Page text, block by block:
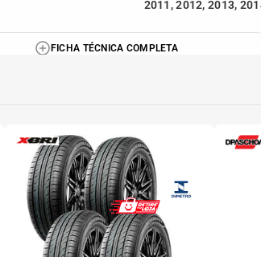
2011, 2012, 2013,
FICHA TÉCNICA COMPLETA